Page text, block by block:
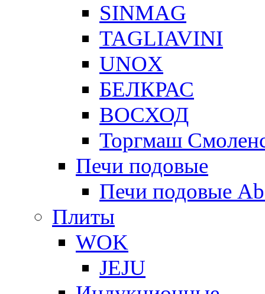
SINMAG
TAGLIAVINI
UNOX
БЕЛКРАС
ВОСХОД
Торгмаш
Печи подовые
Печи подовые
Плиты
WOK
JEJU